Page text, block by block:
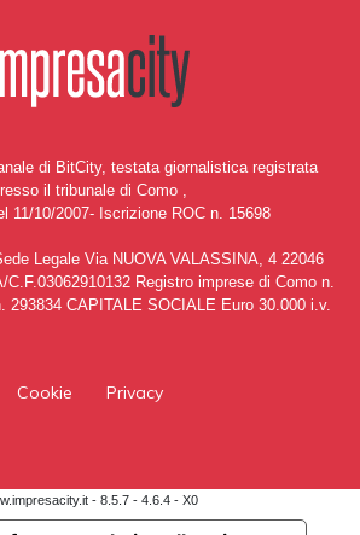
di BitCity, testata giornalistica registrata
il tribunale di Como ,
11/10/2007- Iscrizione ROC n. 15698
Legale Via NUOVA VALASSINA, 4 22046
C.F.03062910132 Registro imprese di Como n.
293834 CAPITALE SOCIALE Euro 30.000 i.v.
Cookie Privacy
- 8.5.7 - 4.6.4 - X0